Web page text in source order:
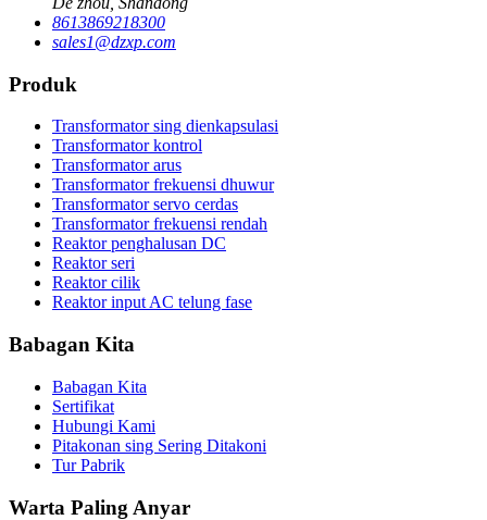
8613869218300
sales1@dzxp.com
Produk
Transformator sing dienkapsulasi
Transformator kontrol
Transformator arus
Transformator frekuensi dhuwur
Transformator servo cerdas
Transformator frekuensi rendah
Reaktor penghalusan DC
Reaktor seri
Reaktor cilik
Reaktor input AC telung fase
Babagan Kita
Babagan Kita
Sertifikat
Hubungi Kami
Pitakonan sing Sering Ditakoni
Tur Pabrik
Warta Paling Anyar